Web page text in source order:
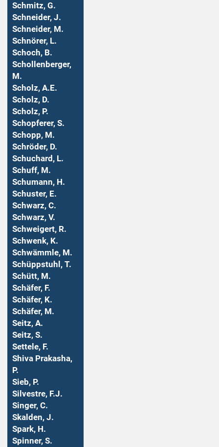
Schmitz, G.
Schneider, J.
Schneider, M.
Schnörer, L.
Schoch, B.
Schollenberger,
M.
Scholz, A.E.
Scholz, D.
Scholz, P.
Schopferer, S.
Schopp, M.
Schröder, D.
Schuchard, L.
Schuff, M.
Schumann, H.
Schuster, E.
Schwarz, C.
Schwarz, V.
Schweigert, R.
Schwenk, K.
Schwämmle, M.
Schüppstuhl, T.
Schütt, M.
Schäfer, F.
Schäfer, K.
Schäfer, M.
Seitz, A.
Seitz, S.
Settele, F.
Shiva Prakasha,
P.
Sieb, P.
Silvestre, F.J.
Singer, C.
Skalden, J.
Spark, H.
Spinner, S.